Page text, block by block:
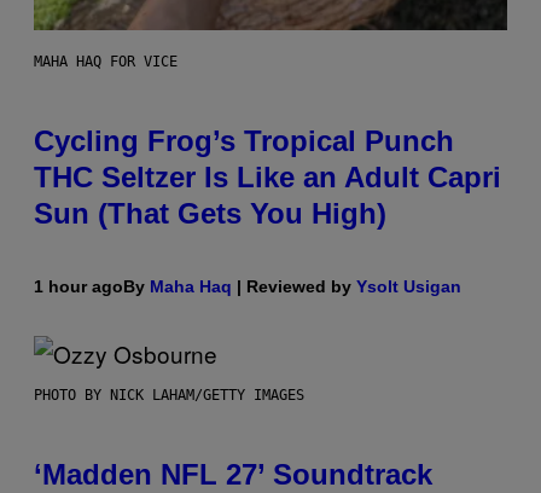
MAHA HAQ FOR VICE
Cycling Frog’s Tropical Punch
THC Seltzer Is Like an Adult Capri
Sun (That Gets You High)
1 hour agoBy Maha Haq | Reviewed by Ysolt Usigan
PHOTO BY NICK LAHAM/GETTY IMAGES
‘Madden NFL 27’ Soundtrack